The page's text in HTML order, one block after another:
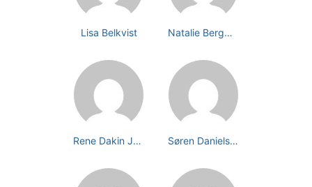
Lisa Belkvist Natalie Bergmark
Rene Dakin Jeppesen Søren Danielsen